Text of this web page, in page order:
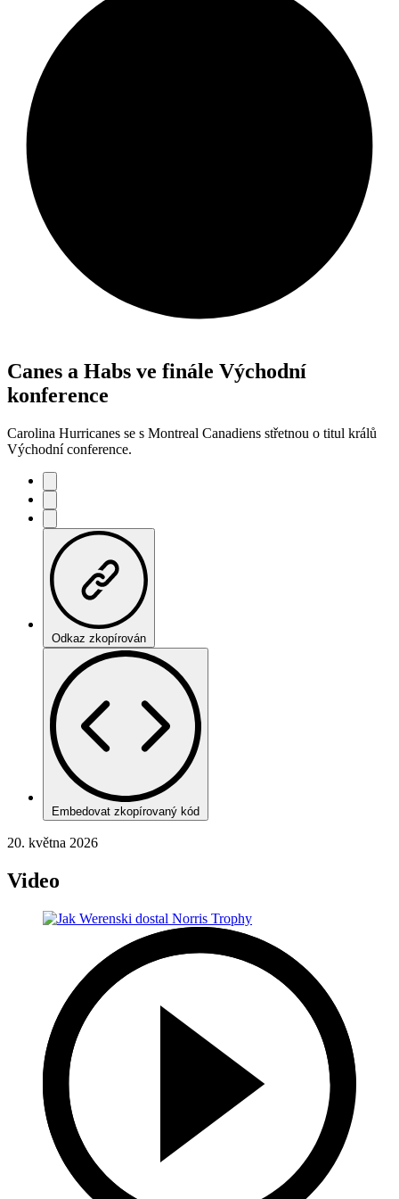
Canes a Habs ve finále Východní
konference
Carolina Hurricanes se s Montreal Canadiens střetnou o titul králů
Východní conference.
Odkaz zkopírován
Embedovat zkopírovaný kód
20. května 2026
Video